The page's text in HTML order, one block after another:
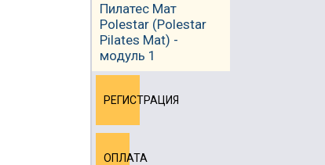
Пилатес Мат
Polestar (Polestar
Pilates Mat) -
модуль 1
РЕГИСТРАЦИЯ
ОПЛАТА